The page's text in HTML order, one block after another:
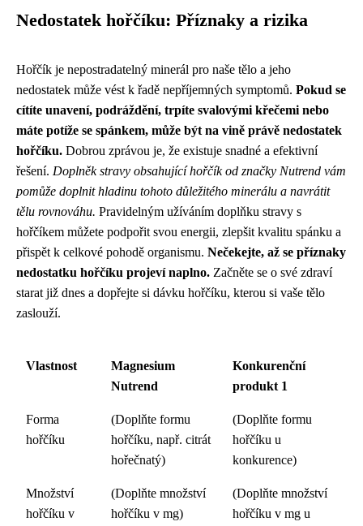
Nedostatek hořčíku: Příznaky a rizika
Hořčík je nepostradatelný minerál pro naše tělo a jeho
nedostatek může vést k řadě nepříjemných symptomů. Pokud se
cítíte unavení, podráždění, trpíte svalovými křečemi nebo
máte potíže se spánkem, může být na vině právě nedostatek
hořčíku. Dobrou zprávou je, že existuje snadné a efektivní
řešení. Doplněk stravy obsahující hořčík od značky Nutrend vám
pomůže doplnit hladinu tohoto důležitého minerálu a navrátit
tělu rovnováhu. Pravidelným užíváním doplňku stravy s
hořčíkem můžete podpořit svou energii, zlepšit kvalitu spánku a
přispět k celkové pohodě organismu. Nečekejte, až se příznaky
nedostatku hořčíku projeví naplno. Začněte se o své zdraví
starat již dnes a dopřejte si dávku hořčíku, kterou si vaše tělo
zaslouží.
Vlastnost
Magnesium
Nutrend
Konkurenční
produkt 1
Forma
hořčíku
(Doplňte formu
hořčíku, např. citrát
hořečnatý)
(Doplňte formu
hořčíku u
konkurence)
Množství
hořčíku v
(Doplňte množství
hořčíku v mg)
(Doplňte množství
hořčíku v mg u